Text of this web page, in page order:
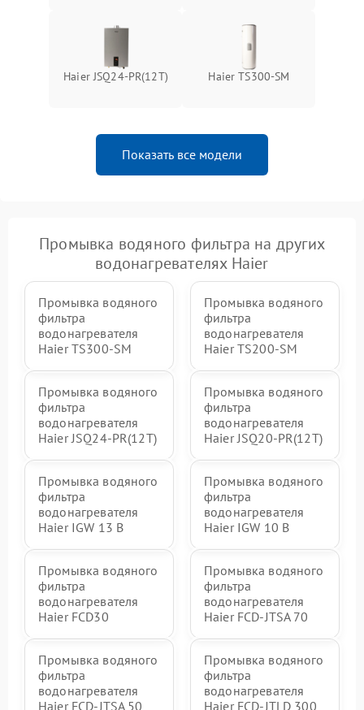
Haier JSQ24-PR(12T) Haier TS300-SM
Показать все модели
Промывка водяного фильтра на других
водонагревателях Haier
Промывка водяного
фильтра
водонагревателя
Haier TS300-SM
Промывка водяного
фильтра
водонагревателя
Haier TS200-SM
Промывка водяного
фильтра
водонагревателя
Haier JSQ24-PR(12T)
Промывка водяного
фильтра
водонагревателя
Haier JSQ20-PR(12T)
Промывка водяного
фильтра
водонагревателя
Haier IGW 13 B
Промывка водяного
фильтра
водонагревателя
Haier IGW 10 B
Промывка водяного
фильтра
водонагревателя
Haier FCD30
Промывка водяного
фильтра
водонагревателя
Haier FCD-JTSA 70
Промывка водяного
фильтра
водонагревателя
Haier FCD-JTSA 50
Промывка водяного
фильтра
водонагревателя
Haier FCD-JTLD 300